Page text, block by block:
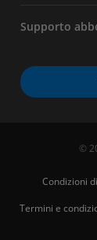
Supporto
©
Condizioni
Termini e